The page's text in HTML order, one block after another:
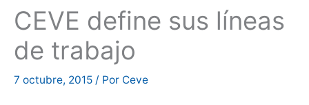
CEVE define sus líneas
de trabajo
7 octubre, 2015 / Por Ceve